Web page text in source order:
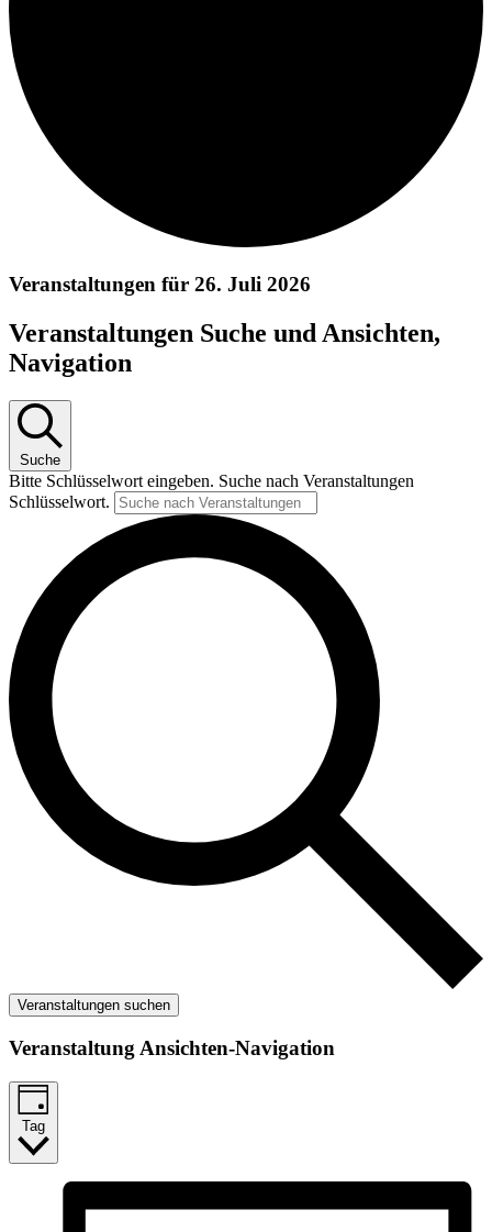
Veranstaltungen für 26. Juli 2026
Veranstaltungen Suche und Ansichten,
Navigation
Suche
Bitte Schlüsselwort eingeben. Suche nach Veranstaltungen
Schlüsselwort.
Veranstaltungen suchen
Veranstaltung Ansichten-Navigation
Tag